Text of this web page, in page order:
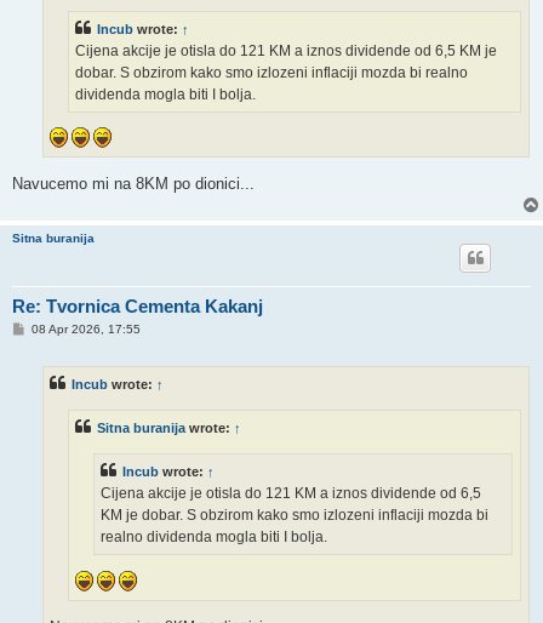
Incub wrote: ↑
Cijena akcije je otisla do 121 KM a iznos dividende od 6,5 KM je
dobar. S obzirom kako smo izlozeni inflaciji mozda bi realno
dividenda mogla biti I bolja.
Navucemo mi na 8KM po dionici...
Sitna buranija
Re: Tvornica Cementa Kakanj
P08 Apr 2026, 17:55
Incub wrote: ↑
Sitna buranija wrote: ↑
Incub wrote: ↑
Cijena akcije je otisla do 121 KM a iznos dividende od 6,5
KM je dobar. S obzirom kako smo izlozeni inflaciji mozda bi
realno dividenda mogla biti I bolja.